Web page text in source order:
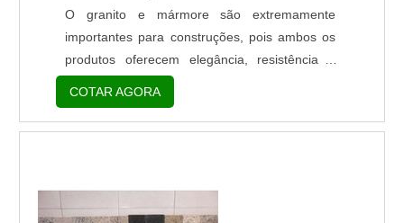
O granito e mármore são extremamente
importantes para construções, pois ambos os
produtos oferecem elegância, resistência e
qualidade ao ambiente instalado. O produto é,
fabricado a partir de matéria-prima de
qualidade e de boa procedência. Onde pode
decoração e construção civil, o produto é
utilizado na personalização ...
COTAR AGORA